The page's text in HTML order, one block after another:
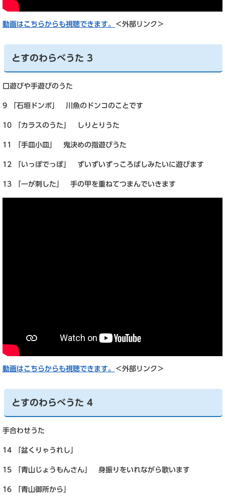
動画はこちらからも視聴できます。 ＜外部リンク＞
とすのわらべうた 3
口遊びや手遊びのうた
9 「石垣ドンポ」 川魚のドンコのことです
10 「カラスのうた」 しりとりうた
11 「手皿小皿」 鬼決めの指遊びうた
12 「いっぽでっぽ」 ずいずいずっころばしみたいに遊びます
13 「一が刺した」 手の甲を重ねてつまんでいきます
動画はこちらからも視聴できます。 ＜外部リンク＞
とすのわらべうた 4
手合わせうた
14 「盆くりゃうれし」
15 「青山じょうもんさん」 身振りをいれながら歌います
16 「青山御所から」